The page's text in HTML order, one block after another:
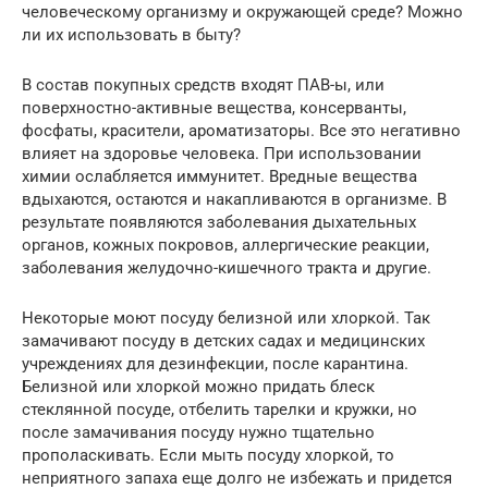
человеческому организму и окружающей среде? Можно
ли их использовать в быту?
В состав покупных средств входят ПАВ-ы, или
поверхностно-активные вещества, консерванты,
фосфаты, красители, ароматизаторы. Все это негативно
влияет на здоровье человека. При использовании
химии ослабляется иммунитет. Вредные вещества
вдыхаются, остаются и накапливаются в организме. В
результате появляются заболевания дыхательных
органов, кожных покровов, аллергические реакции,
заболевания желудочно-кишечного тракта и другие.
Некоторые моют посуду белизной или хлоркой. Так
замачивают посуду в детских садах и медицинских
учреждениях для дезинфекции, после карантина.
Белизной или хлоркой можно придать блеск
стеклянной посуде, отбелить тарелки и кружки, но
после замачивания посуду нужно тщательно
прополаскивать. Если мыть посуду хлоркой, то
неприятного запаха еще долго не избежать и придется